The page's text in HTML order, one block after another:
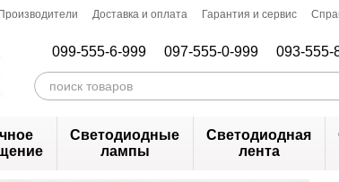
Производители Доставка и оплата Гарантия и сервис
099-555-6-999 097-555-0-999 093-555-
Светодиодные
лампы
Светодиодная
лента